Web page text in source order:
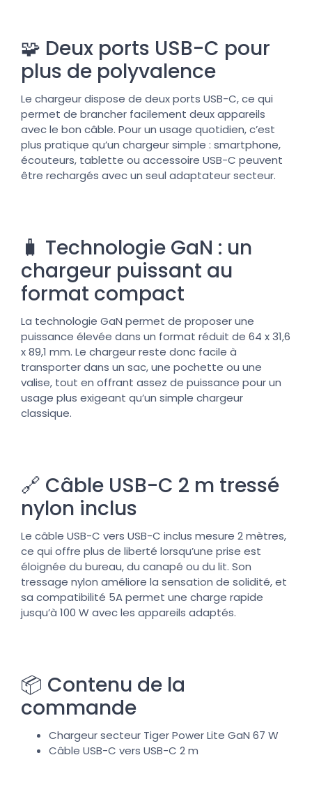
🧩 Deux ports USB-C pour
plus de polyvalence
Le chargeur dispose de deux ports USB-C, ce qui
permet de brancher facilement deux appareils
avec le bon câble. Pour un usage quotidien, c’est
plus pratique qu’un chargeur simple : smartphone,
écouteurs, tablette ou accessoire USB-C peuvent
être rechargés avec un seul adaptateur secteur.
🧳 Technologie GaN : un
chargeur puissant au
format compact
La technologie GaN permet de proposer une
puissance élevée dans un format réduit de 64 x 31,6
x 89,1 mm. Le chargeur reste donc facile à
transporter dans un sac, une pochette ou une
valise, tout en offrant assez de puissance pour un
usage plus exigeant qu’un simple chargeur
classique.
🔗 Câble USB-C 2 m tressé
nylon inclus
Le câble USB-C vers USB-C inclus mesure 2 mètres,
ce qui offre plus de liberté lorsqu’une prise est
éloignée du bureau, du canapé ou du lit. Son
tressage nylon améliore la sensation de solidité, et
sa compatibilité 5A permet une charge rapide
jusqu’à 100 W avec les appareils adaptés.
📦 Contenu de la
commande
Chargeur secteur Tiger Power Lite GaN 67 W
Câble USB-C vers USB-C 2 m